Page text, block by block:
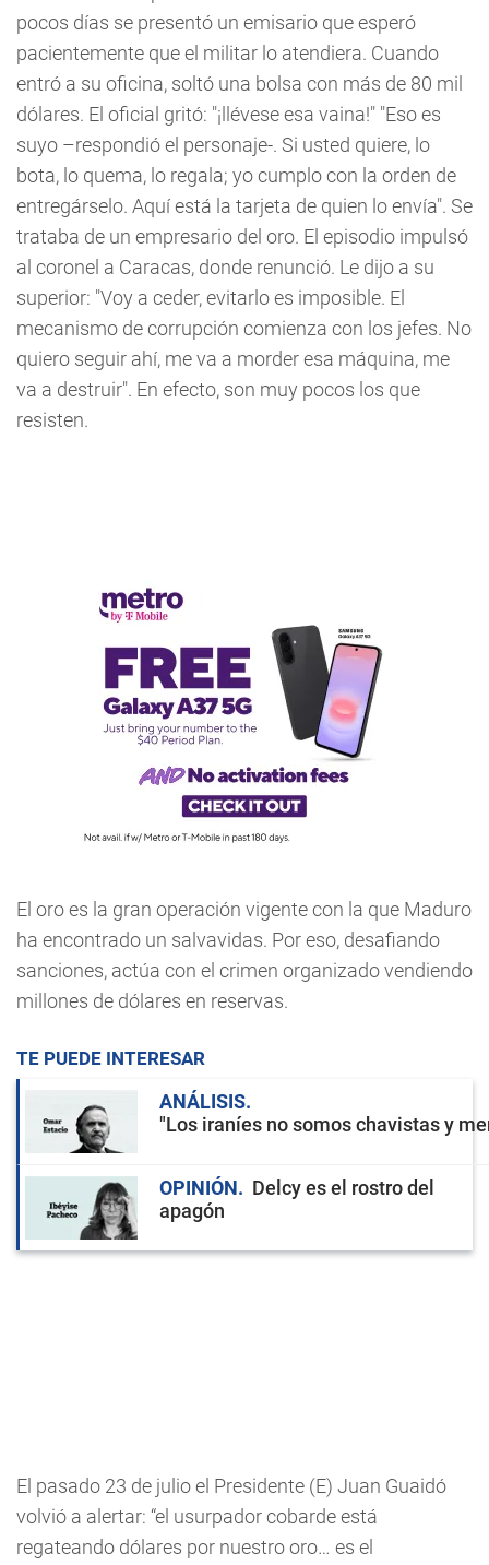
pocos días se presentó un emisario que esperó
pacientemente que el militar lo atendiera. Cuando
entró a su oficina, soltó una bolsa con más de 80 mil
dólares. El oficial gritó: "¡llévese esa vaina!" "Eso es
suyo –respondió el personaje-. Si usted quiere, lo
bota, lo quema, lo regala; yo cumplo con la orden de
entregárselo. Aquí está la tarjeta de quien lo envía". Se
trataba de un empresario del oro. El episodio impulsó
al coronel a Caracas, donde renunció. Le dijo a su
superior: "Voy a ceder, evitarlo es imposible. El
mecanismo de corrupción comienza con los jefes. No
quiero seguir ahí, me va a morder esa máquina, me
va a destruir". En efecto, son muy pocos los que
resisten.
El oro es la gran operación vigente con la que Maduro
ha encontrado un salvavidas. Por eso, desafiando
sanciones, actúa con el crimen organizado vendiendo
millones de dólares en reservas.
TE PUEDE INTERESAR
ANÁLISIS
"Los iraníes no somos chavistas y
OPINIÓN
Delcy es el rostro del
apagón
El pasado 23 de julio el Presidente (E) Juan Guaidó
volvió a alertar: “el usurpador cobarde está
regateando dólares por nuestro oro… es el